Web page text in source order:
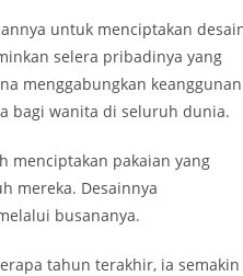
untuk menciptakan
selera pribadinya yang
menggabungkan keanggunan
bagi wanita di seluruh dunia.
menciptakan pakaian yang
mereka. Desainnya
busananya.
tahun terakhir, ia semakin